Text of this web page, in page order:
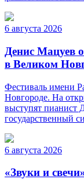
6 августа 2026
Денис Мацуев
в Великом
Фестиваль имени
Новгороде. На
выступят пианист
государственный
6 августа 2026
«Звуки и